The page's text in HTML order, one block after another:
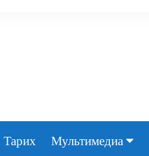
Тарих Мультимедиа